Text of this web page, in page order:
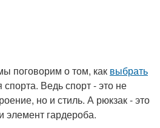
поговорим о том, как выбрать
спорта. Ведь спорт - это не
но и стиль. А рюкзак - это
элемент гардероба.